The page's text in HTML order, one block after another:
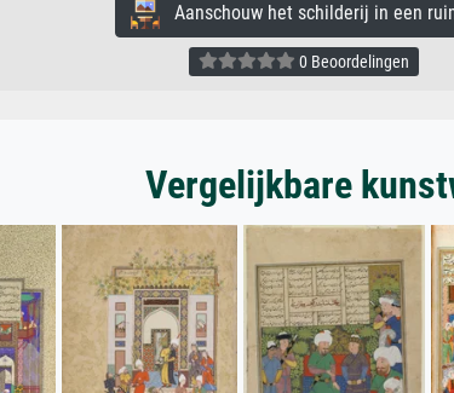
Aanschouw het schilderij in een
0 Beoordelingen
Vergelijkbare